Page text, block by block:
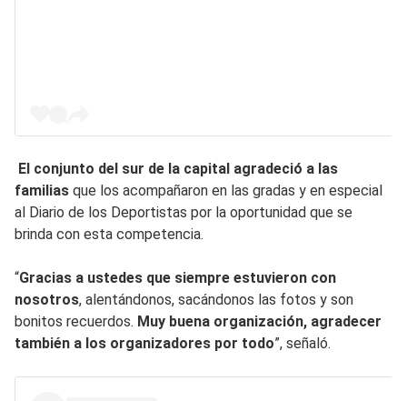
El conjunto del sur de la capital agradeció a las
familias que los acompañaron en las gradas y en especial
al Diario de los Deportistas por la oportunidad que se
brinda con esta competencia.
“Gracias a ustedes que siempre estuvieron con
nosotros, alentándonos, sacándonos las fotos y son
bonitos recuerdos. Muy buena organización, agradecer
también a los organizadores por todo”, señaló.